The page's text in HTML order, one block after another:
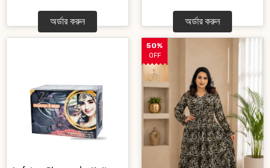
অর্ডার করুন অর্ডার করুন
50%
OFF